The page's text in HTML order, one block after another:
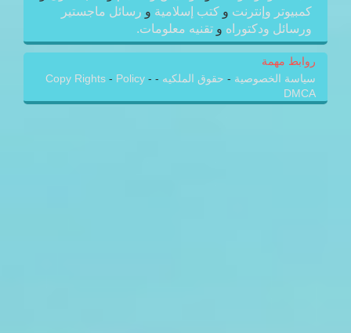
كمبيوتر وإنترنت و كتب إسلامية و رسائل ماجستير
ورسائل ودكتوراه و تقنيه معلومات.
روابط مهمة
سياسة الخصوصية - حقوق الملكيه -
Copy Rights - Policy -
DMCA